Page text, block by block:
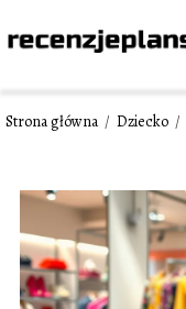
Strona główna / Dziecko /